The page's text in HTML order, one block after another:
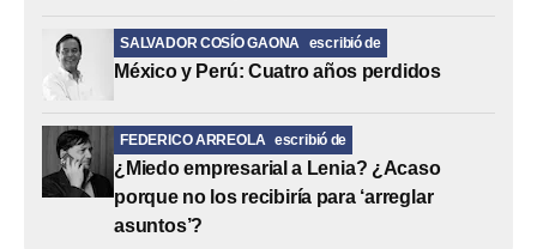
SALVADOR COSÍO GAONA escribió de
México y Perú: Cuatro años perdidos
FEDERICO ARREOLA escribió de
¿Miedo empresarial a Lenia? ¿Acaso
porque no los recibiría para ‘arreglar
asuntos’?